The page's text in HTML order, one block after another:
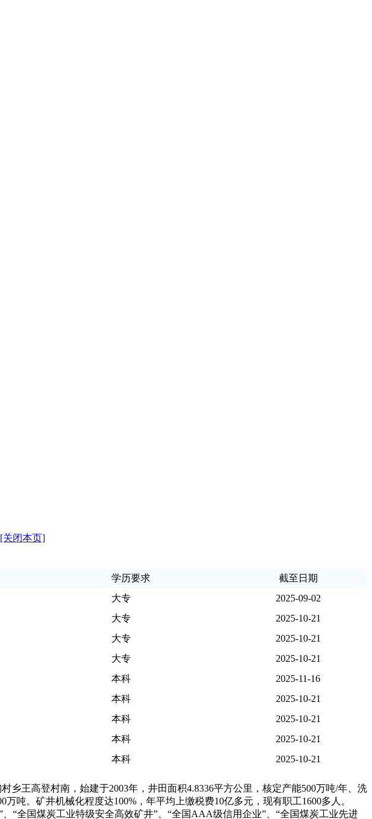
[关闭本页]
学历要求
截至日期
大专
2025-09-02
大专
2025-10-21
大专
2025-10-21
大专
2025-10-21
本科
2025-11-16
本科
2025-10-21
本科
2025-10-21
本科
2025-10-21
本科
2025-10-21
王高登村南，始建于2003年，井田面积4.8336平方公里，核定产能500万吨/年、洗
吨。矿井机械化程度达100%，年平均上缴税费10亿多元，现有职工1600多人。
“全国煤炭工业特级安全高效矿井”、“全国AAA级信用企业”、“全国煤炭工业先进